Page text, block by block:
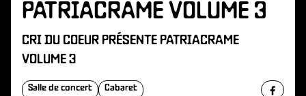
PATRIACRAME VOLUME 3
CRI DU COEUR PRÉSENTE PATRIACRAME
VOLUME 3
Salle de concert Cabaret